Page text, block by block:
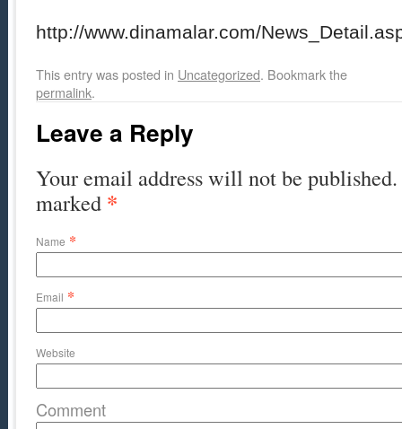
http://www.dinamalar.com/
This entry was posted in Uncategorized. Bookmark the
permalink.
Leave a Reply
Your email address will not be
marked *
Name *
Email *
Website
Comment